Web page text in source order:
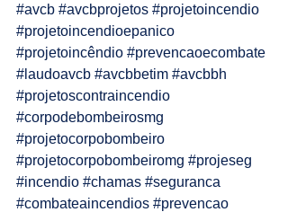
#avcb #avcbprojetos #projetoincendio
#projetoincendioepanico
#projetoincêndio #prevencaoecombate
#laudoavcb #avcbbetim #avcbbh
#projetoscontraincendio
#corpodebombeirosmg
#projetocorpobombeiro
#projetocorpobombeiromg #projeseg
#incendio #chamas #seguranca
#combateaincendios #prevencao